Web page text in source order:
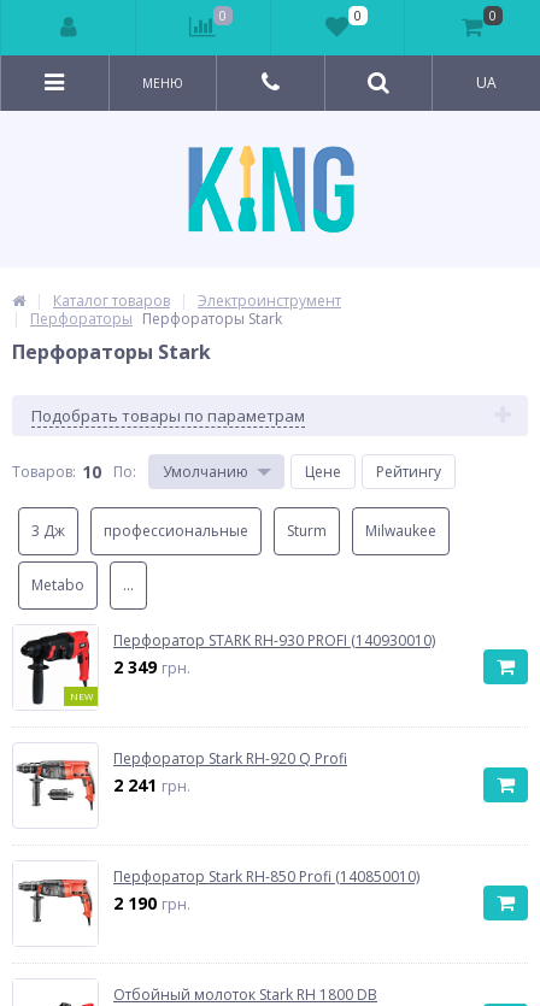
МЕНЮ UA
Каталог товаров
Электроинструмент
Перфораторы Перфораторы Stark
Перфораторы Stark
Подобрать товары по параметрам
Товаров: 10 По: Умолчанию Цене Рейтингу
3 Дж профессиональные Sturm Milwaukee
Metabo ...
NEW
Перфоратор STARK RH-930 PROFI (140930010)
2 349 грн.
Перфоратор Stark RH-920 Q Profi
2 241 грн.
Перфоратор Stark RH-850 Profi (140850010)
2 190 грн.
Отбойный молоток Stark RH 1800 DB
0 0 0